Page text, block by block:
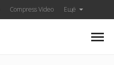
Compress Video Ещё